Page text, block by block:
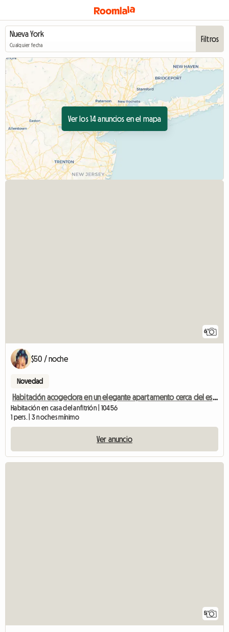
Cualquier fecha
Filtros
Ver los 14 anuncios en el mapa
6
$50 / noche
Novedad
Habitación acogedora en un elegante apartamento cerca del estadio de los Yankees
Habitación en casa del anfitrión | 10456
1 pers. | 3 noches mínimo
Ver anuncio
5